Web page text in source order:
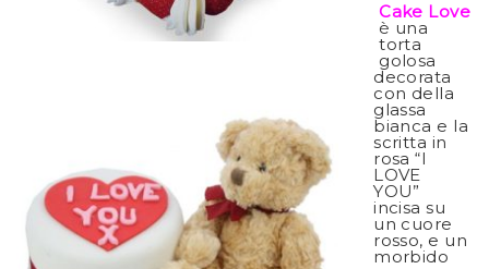
Cake Love
è una
torta
golosa
decorata
con della
glassa
bianca e la
scritta in
rosa “I
LOVE
YOU”
incisa su
un cuore
rosso, e un
morbido